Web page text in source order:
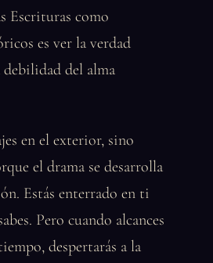
Escrituras como
es ver la verdad
debilidad del alma
en el exterior, sino
el drama se desarrolla
Estás enterrado en ti
Pero cuando alcances
despertarás a la